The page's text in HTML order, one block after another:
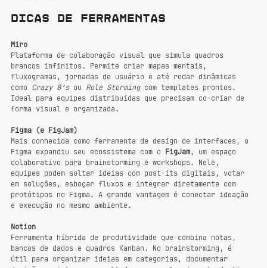
Dicas de ferramentas
Miro
Plataforma de colaboração visual que simula quadros
brancos infinitos. Permite criar mapas mentais,
fluxogramas, jornadas de usuário e até rodar dinâmicas
como Crazy 8’s ou Role Storming com templates prontos.
Ideal para equipes distribuídas que precisam co-criar de
forma visual e organizada.
Figma (e FigJam)
Mais conhecida como ferramenta de design de interfaces, o
Figma expandiu seu ecossistema com o FigJam, um espaço
colaborativo para brainstorming e workshops. Nele,
equipes podem soltar ideias com post-its digitais, votar
em soluções, esboçar fluxos e integrar diretamente com
protótipos no Figma. A grande vantagem é conectar ideação
e execução no mesmo ambiente.
Notion
Ferramenta híbrida de produtividade que combina notas,
bancos de dados e quadros Kanban. No brainstorming, é
útil para organizar ideias em categorias, documentar